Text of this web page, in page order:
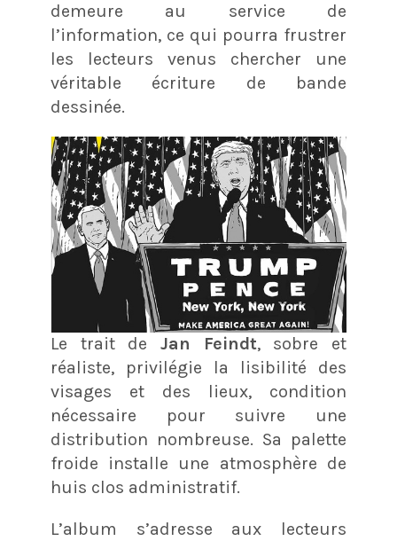
demeure au service de
l’information, ce qui pourra frustrer
les lecteurs venus chercher une
véritable écriture de bande
dessinée.
Le trait de Jan Feindt, sobre et
réaliste, privilégie la lisibilité des
visages et des lieux, condition
nécessaire pour suivre une
distribution nombreuse. Sa palette
froide installe une atmosphère de
huis clos administratif.
L’album s’adresse aux lecteurs